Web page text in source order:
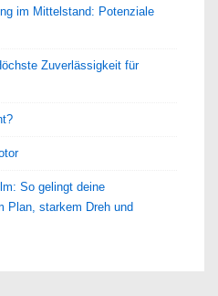
im Mittelstand: Potenziale
Zuverlässigkeit für
So gelingt deine
Plan, starkem Dreh und